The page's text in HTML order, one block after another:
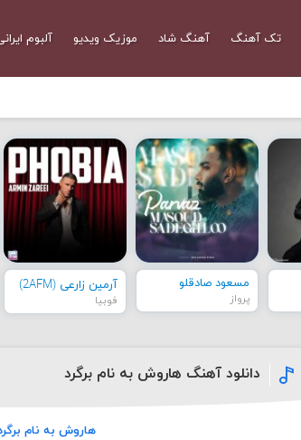
تک آهنگ آهنگ شاد موزیک ویدیو آلبوم
مسعود صادقلو
پرواز
آرمین زارعی (2AFM)
فوبیا
دانلود آهنگ هاروش به نام برگرد
هاروش به نام